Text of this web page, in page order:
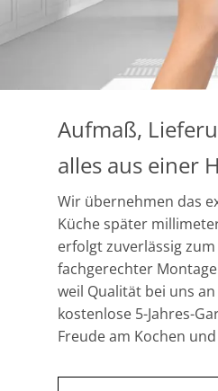
Aufmaß,
alles aus einer
Wir übernehmen das
Küche später
erfolgt zuverlässig
fachgerechter
weil Qualität bei uns
kostenlose 5-Jahres-
Freude am Kochen